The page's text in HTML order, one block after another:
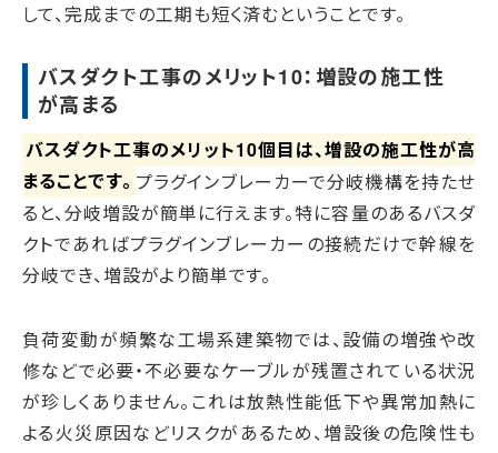
して、完成までの工期も短く済むということです。
バスダクト工事のメリット10：増設の施工性
が高まる
バスダクト工事のメリット10個目は、増設の施工性が高
まることです。 プラグインブレーカーで分岐機構を持たせ
ると、分岐増設が簡単に行えます。特に容量のあるバスダ
クトであればプラグインブレーカーの接続だけで幹線を
分岐でき、増設がより簡単です。
負荷変動が頻繁な工場系建築物では、設備の増強や改
修などで必要・不必要なケーブルが残置されている状況
が珍しくありません。これは放熱性能低下や異常加熱に
よる火災原因などリスクがあるため、増設後の危険性も